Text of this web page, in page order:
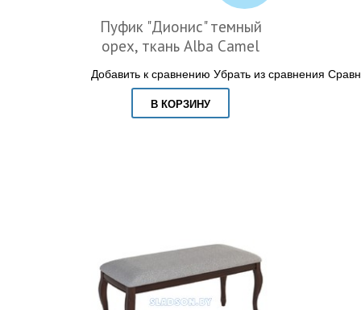
Пуфик "Дионис" темный
орех, ткань Alba Camel
Добавить к сравнению Убрать из сравнения
В КОРЗИНУ